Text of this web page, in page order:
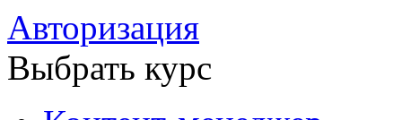
Авторизация
Выбрать курс